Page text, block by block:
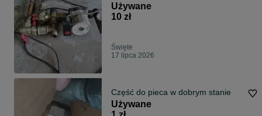
Używane
10 zł
Święte
17 lipca 2026
Część do pieca w dobrym stanie
Używane